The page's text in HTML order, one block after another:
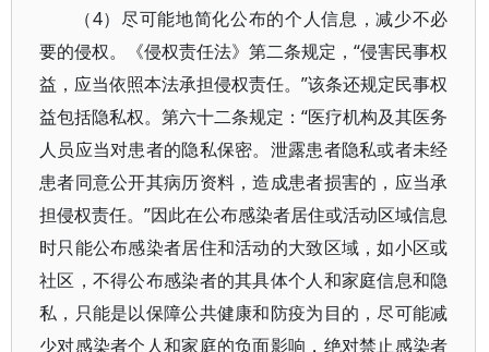
（4）尽可能地简化公布的个人信息，减少不必
要的侵权。《侵权责任法》第二条规定，“侵害民事权
益，应当依照本法承担侵权责任。”该条还规定民事权
益包括隐私权。第六十二条规定：“医疗机构及其医务
人员应当对患者的隐私保密。泄露患者隐私或者未经
患者同意公开其病历资料，造成患者损害的，应当承
担侵权责任。”因此在公布感染者居住或活动区域信息
时只能公布感染者居住和活动的大致区域，如小区或
社区，不得公布感染者的其具体个人和家庭信息和隐
私，只能是以保障公共健康和防疫为目的，尽可能减
少对感染者个人和家庭的负面影响，绝对禁止感染者